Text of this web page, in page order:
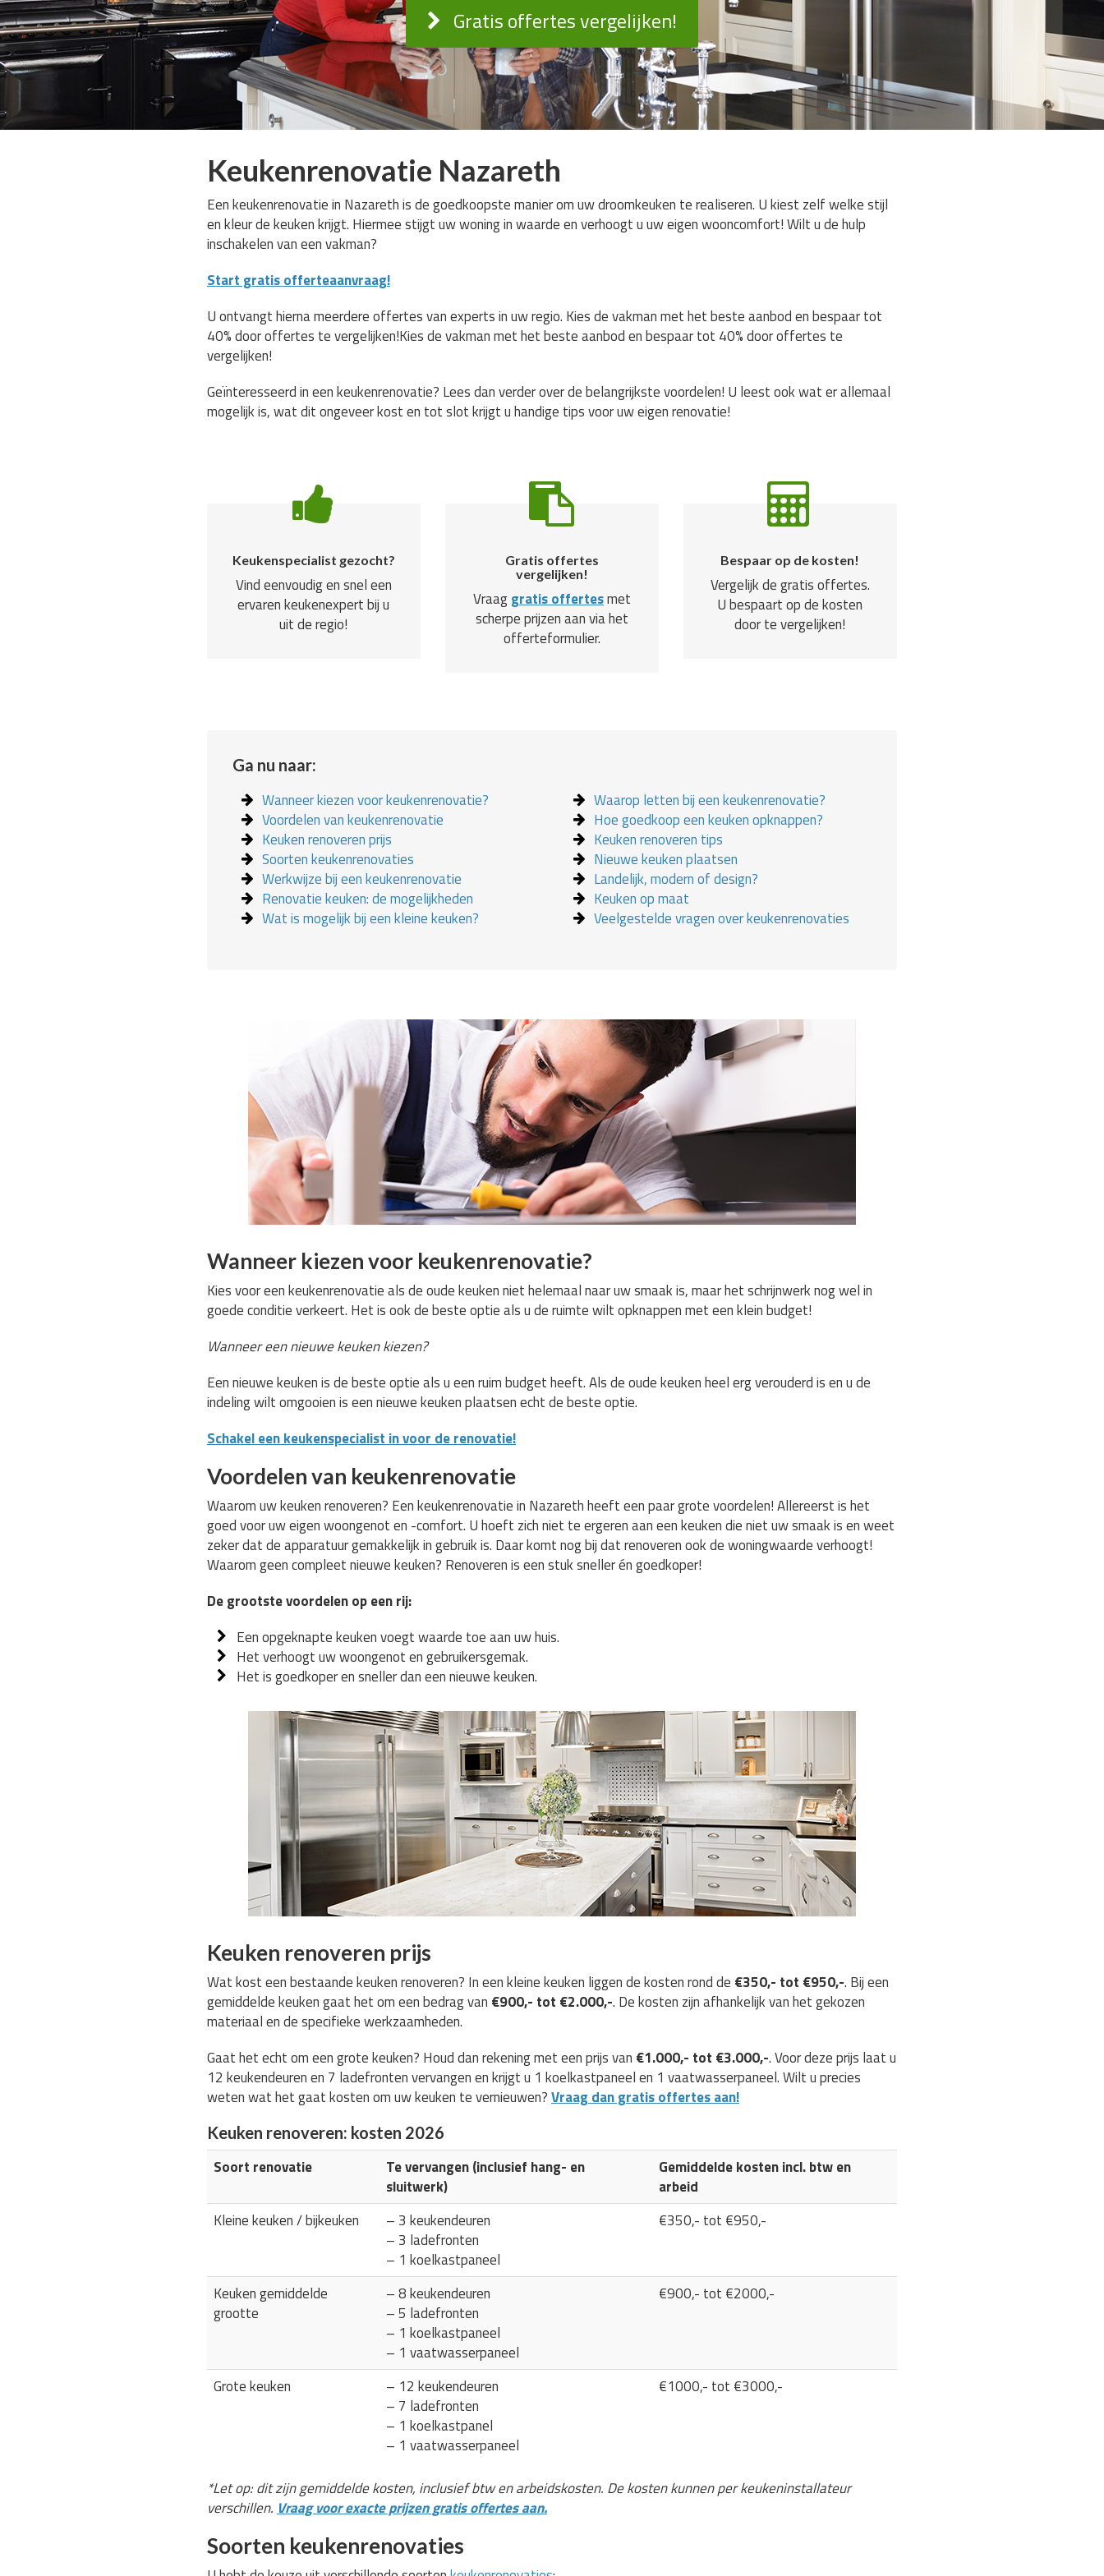
Gratis offertes vergelijken!
Keukenrenovatie Nazareth
Een keukenrenovatie in Nazareth is de goedkoopste manier om uw droomkeuken te realiseren. U kiest zelf welke stijl
en kleur de keuken krijgt. Hiermee stijgt uw woning in waarde en verhoogt u uw eigen wooncomfort! Wilt u de hulp
inschakelen van een vakman?
Start gratis offerteaanvraag!
U ontvangt hierna meerdere offertes van experts in uw regio. Kies de vakman met het beste aanbod en bespaar tot
40% door offertes te vergelijken!Kies de vakman met het beste aanbod en bespaar tot 40% door offertes te
vergelijken!
Geïnteresseerd in een keukenrenovatie? Lees dan verder over de belangrijkste voordelen! U leest ook wat er allemaal
mogelijk is, wat dit ongeveer kost en tot slot krijgt u handige tips voor uw eigen renovatie!
Keukenspecialist gezocht?
Vind eenvoudig en snel een
ervaren keukenexpert bij u
uit de regio!
Gratis offertes
vergelijken!
Vraaggratis offertesmet
scherpe prijzen aan via het
offerteformulier.
Bespaar op de kosten!
Vergelijk de gratis offertes.
U bespaart op de kosten
door te vergelijken!
Ga nu naar:
Wanneer kiezen voor keukenrenovatie?
Voordelen van keukenrenovatie
Keuken renoveren prijs
Soorten keukenrenovaties
Werkwijze bij een keukenrenovatie
Renovatie keuken: de mogelijkheden
Wat is mogelijk bij een kleine keuken?
Waarop letten bij een keukenrenovatie?
Hoe goedkoop een keuken opknappen?
Keuken renoveren tips
Nieuwe keuken plaatsen
Landelijk, modern of design?
Keuken op maat
Veelgestelde vragen over keukenrenovaties
Wanneer kiezen voor keukenrenovatie?
Kies voor een keukenrenovatie als de oude keuken niet helemaal naar uw smaak is, maar het schrijnwerk nog wel in
goede conditie verkeert. Het is ook de beste optie als u de ruimte wilt opknappen met een klein budget!
Wanneer een nieuwe keuken kiezen?
Een nieuwe keuken is de beste optie als u een ruim budget heeft. Als de oude keuken heel erg verouderd is en u de
indeling wilt omgooien is een nieuwe keuken plaatsen echt de beste optie.
Schakel een keukenspecialist in voor de renovatie!
Voordelen van keukenrenovatie
Waarom uw keuken renoveren? Een keukenrenovatie in Nazareth heeft een paar grote voordelen! Allereerst is het
goed voor uw eigen woongenot en -comfort. U hoeft zich niet te ergeren aan een keuken die niet uw smaak is en weet
zeker dat de apparatuur gemakkelijk in gebruik is. Daar komt nog bij dat renoveren ook de woningwaarde verhoogt!
Waarom geen compleet nieuwe keuken? Renoveren is een stuk sneller én goedkoper!
De grootste voordelen op een rij:
Een opgeknapte keuken voegt waarde toe aan uw huis.
Het verhoogt uw woongenot en gebruikersgemak.
Het is goedkoper en sneller dan een nieuwe keuken.
Keuken renoveren prijs
Wat kost een bestaande keuken renoveren? In een kleine keuken liggen de kosten rond de €350,- tot €950,-. Bij een
gemiddelde keuken gaat het om een bedrag van €900,- tot €2.000,-. De kosten zijn afhankelijk van het gekozen
materiaal en de specifieke werkzaamheden.
Gaat het echt om een grote keuken? Houd dan rekening met een prijs van €1.000,- tot €3.000,-. Voor deze prijs laat u
12 keukendeuren en 7 ladefronten vervangen en krijgt u 1 koelkastpaneel en 1 vaatwasserpaneel. Wilt u precies
weten wat het gaat kosten om uw keuken te vernieuwen?Vraag dan gratis offertes aan!
Keuken renoveren: kosten 2026
Soort renovatie
Te vervangen (inclusief hang- en
sluitwerk)
Gemiddelde kosten incl. btw en
arbeid
Kleine keuken / bijkeuken
– 3 keukendeuren
– 3 ladefronten
– 1 koelkastpaneel
€350,- tot €950,-
Keuken gemiddelde
grootte
– 8 keukendeuren
– 5 ladefronten
– 1 koelkastpaneel
– 1 vaatwasserpaneel
€900,- tot €2000,-
Grote keuken
– 12 keukendeuren
– 7 ladefronten
– 1 koelkastpanel
– 1 vaatwasserpaneel
€1000,- tot €3000,-
*Let op: dit zijn gemiddelde kosten, inclusief btw en arbeidskosten. De kosten kunnen per keukeninstallateur
verschillen. Vraag voor exacte prijzen gratis offertes aan.
Soorten keukenrenovaties